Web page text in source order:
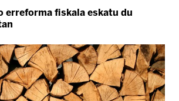
erreforma fiskala eskatu du